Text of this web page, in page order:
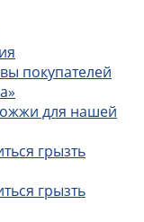
покупателей
для нашей
грызть
грызть